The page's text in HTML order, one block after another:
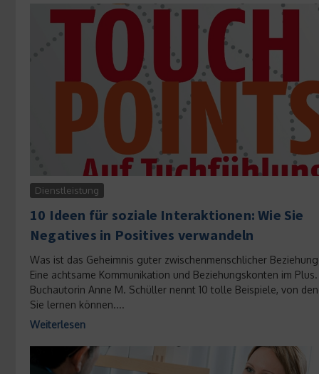
Dienstleistung
10 Ideen für soziale Interaktionen: Wie Sie
Negatives in Positives verwandeln
Was ist das Geheimnis guter zwischenmenschlicher
Eine achtsame Kommunikation und Beziehungskonten im Plus.
Buchautorin Anne M. Schüller nennt 10 tolle Beispiele, von
Sie lernen können....
Weiterlesen